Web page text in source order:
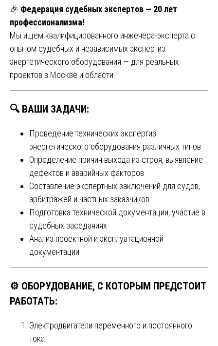
🎉 Федерация судебных экспертов — 20 лет
профессионализма!
Мы ищем квалифицированного инженера-эксперта с
опытом судебных и независимых экспертиз
энергетического оборудования — для реальных
проектов в Москве и области.
🔍 ВАШИ ЗАДАЧИ:
Проведение технических экспертиз
энергетического оборудования различных типов
Определение причин выхода из строя, выявление
дефектов и аварийных факторов
Составление экспертных заключений для судов,
арбитражей и частных заказчиков
Подготовка технической документации, участие в
судебных заседаниях
Анализ проектной и эксплуатационной
документации
⚙️ ОБОРУДОВАНИЕ, С КОТОРЫМ ПРЕДСТОИТ
РАБОТАТЬ:
Электродвигатели переменного и постоянного
тока